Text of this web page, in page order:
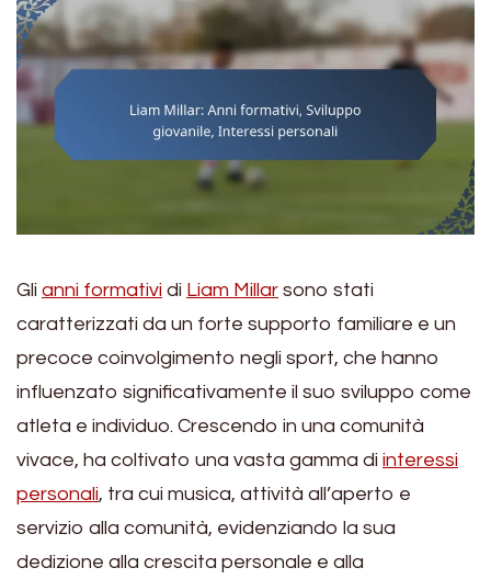
Gli anni formativi di Liam Millar sono stati
caratterizzati da un forte supporto familiare e un
precoce coinvolgimento negli sport, che hanno
influenzato significativamente il suo sviluppo come
atleta e individuo. Crescendo in una comunità
vivace, ha coltivato una vasta gamma di interessi
personali, tra cui musica, attività all’aperto e
servizio alla comunità, evidenziando la sua
dedizione alla crescita personale e alla